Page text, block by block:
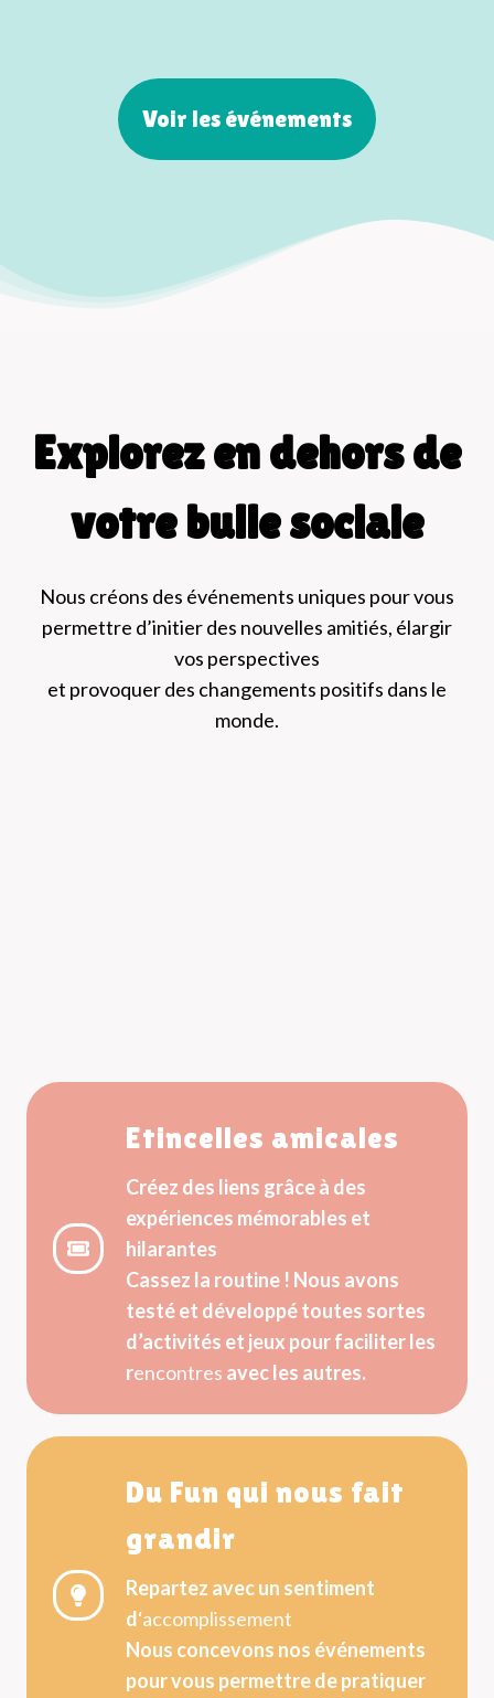
Voir les événements
Explorez en dehors de
votre bulle sociale
Nous créons des événements uniques pour vous
permettre d’initier des nouvelles amitiés, élargir
vos perspectives
et provoquer des changements positifs dans le
monde.
Etincelles amicales
Créez des liens grâce à des
expériences mémorables et
hilarantes
Cassez la routine ! Nous avons
testé et développé toutes sortes
d’activités et jeux pour faciliter les
rencontres avec les autres.
Du Fun qui nous fait
grandir
Repartez avec un sentiment
d‘accomplissement
Nous concevons nos événements
pour vous permettre de pratiquer